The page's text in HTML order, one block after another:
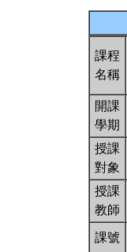
課程
名稱
開課
學期
授課
對象
授課
教師
課號